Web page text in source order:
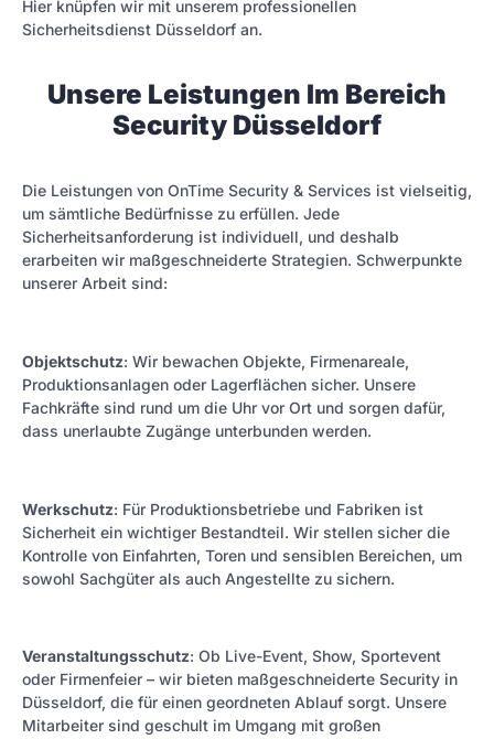
Hier knüpfen wir mit unserem professionellen
Sicherheitsdienst Düsseldorf an.
Unsere Leistungen Im Bereich
Security Düsseldorf
Die Leistungen von OnTime Security & Services ist vielseitig,
um sämtliche Bedürfnisse zu erfüllen. Jede
Sicherheitsanforderung ist individuell, und deshalb
erarbeiten wir maßgeschneiderte Strategien. Schwerpunkte
unserer Arbeit sind:
Objektschutz: Wir bewachen Objekte, Firmenareale,
Produktionsanlagen oder Lagerflächen sicher. Unsere
Fachkräfte sind rund um die Uhr vor Ort und sorgen dafür,
dass unerlaubte Zugänge unterbunden werden.
Werkschutz: Für Produktionsbetriebe und Fabriken ist
Sicherheit ein wichtiger Bestandteil. Wir stellen sicher die
Kontrolle von Einfahrten, Toren und sensiblen Bereichen, um
sowohl Sachgüter als auch Angestellte zu sichern.
Veranstaltungsschutz: Ob Live-Event, Show, Sportevent
oder Firmenfeier – wir bieten maßgeschneiderte Security in
Düsseldorf, die für einen geordneten Ablauf sorgt. Unsere
Mitarbeiter sind geschult im Umgang mit großen